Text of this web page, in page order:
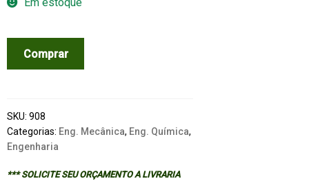
Comprar
SKU: 908
Categorias: Eng. Mecânica, Eng. Química,
Engenharia
*** SOLICITE SEU ORÇAMENTO A LIVRARIA